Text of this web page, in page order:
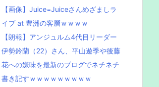
【画像】Juice=Juiceさんめざましラ
イブ at 豊洲の客層ｗｗｗｗ
【朗報】アンジュルム4代目リーダー
伊勢鈴蘭（22）さん、平山遊季や後藤
花への嫌味を最新のブログでネチネチ
書き記すｗｗｗｗｗｗｗｗｗ